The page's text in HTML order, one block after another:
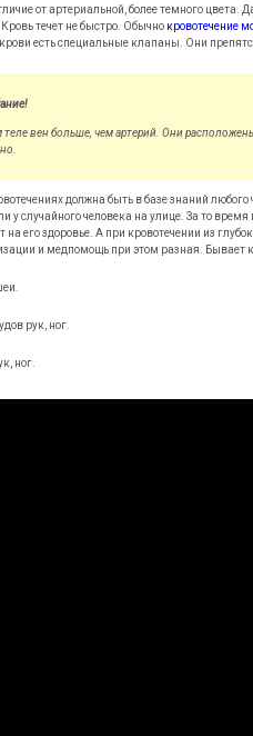
от артериальной, более темного цвета.
течет не быстро. Обычно кровотечение
есть специальные клапаны. Они
теле вен больше, чем артерий. Они
должна быть в базе знаний
у случайного человека на улице. За то
на его здоровье. А при кровотечении из
и медпомощь при этом разная. Бывает
рук, ног.
ног.